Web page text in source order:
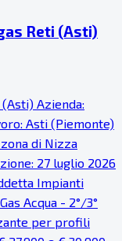
Reti (Asti)
Azienda:
Asti (Piemonte)
di Nizza
27 luglio 2026
Impianti
Acqua - 2°/3°
per profili